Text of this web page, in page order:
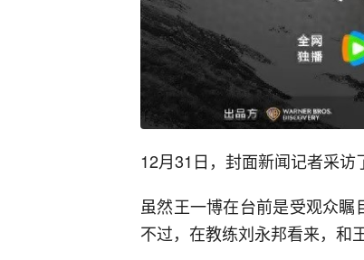
12月31日，封面新闻记者采访
虽然王一博在台前是受观众瞩
不过，在教练刘永邦看来，和